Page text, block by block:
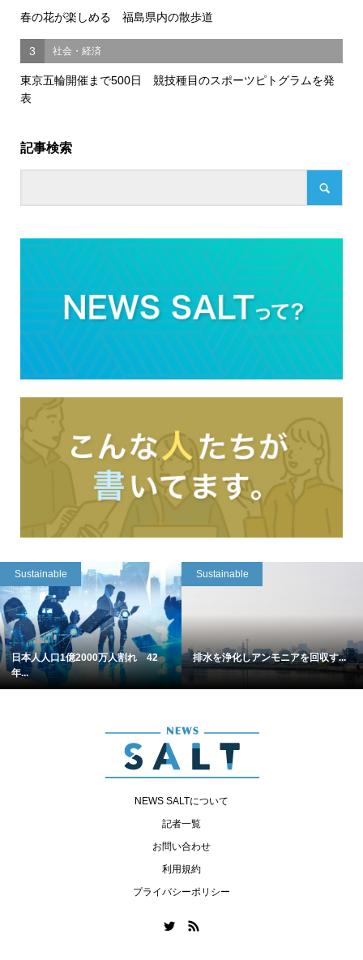
春の花が楽しめる 福島県内の散歩道
3 社会・経済
東京五輪開催まで500日 競技種目のスポーツピトグラムを発
表
記事検索
Sustainable
日本人人口1億2000万人割れ 42
年...
Sustainable
排水を浄化しアンモニアを回収す...
NEWS SALTについて
記者一覧
お問い合わせ
利用規約
プライバシーポリシー